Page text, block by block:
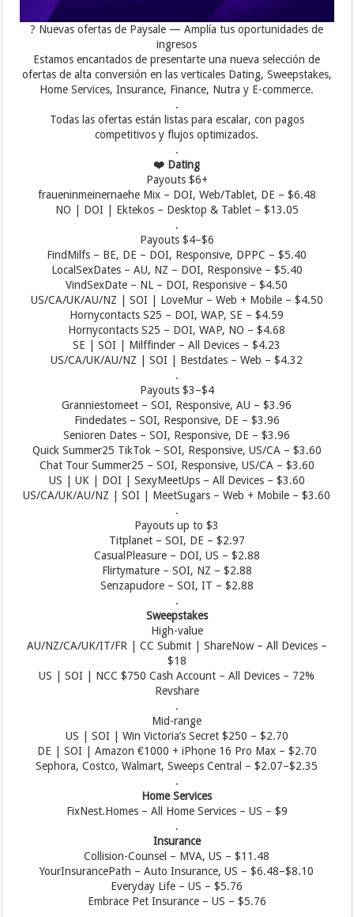
? Nuevas ofertas de Paysale — Amplía tus oportunidades de
ingresos
Estamos encantados de presentarte una nueva selección de
ofertas de alta conversión en las verticales Dating, Sweepstakes,
Home Services, Insurance, Finance, Nutra y E-commerce.
.
Todas las ofertas están listas para escalar, con pagos
competitivos y flujos optimizados.
.
❤️ Dating
Payouts $6+
fraueninmeinernaehe Mix – DOI, Web/Tablet, DE – $6.48
NO | DOI | Ektekos – Desktop & Tablet – $13.05
.
Payouts $4–$6
FindMilfs – BE, DE – DOI, Responsive, DPPC – $5.40
LocalSexDates – AU, NZ – DOI, Responsive – $5.40
VindSexDate – NL – DOI, Responsive – $4.50
US/CA/UK/AU/NZ | SOI | LoveMur – Web + Mobile – $4.50
Hornycontacts S25 – DOI, WAP, SE – $4.59
Hornycontacts S25 – DOI, WAP, NO – $4.68
SE | SOI | Milffinder – All Devices – $4.23
US/CA/UK/AU/NZ | SOI | Bestdates – Web – $4.32
.
Payouts $3–$4
Granniestomeet – SOI, Responsive, AU – $3.96
Findedates – SOI, Responsive, DE – $3.96
Senioren Dates – SOI, Responsive, DE – $3.96
Quick Summer25 TikTok – SOI, Responsive, US/CA – $3.60
Chat Tour Summer25 – SOI, Responsive, US/CA – $3.60
US | UK | DOI | SexyMeetUps – All Devices – $3.60
US/CA/UK/AU/NZ | SOI | MeetSugars – Web + Mobile – $3.60
.
Payouts up to $3
Titplanet – SOI, DE – $2.97
CasualPleasure – DOI, US – $2.88
Flirtymature – SOI, NZ – $2.88
Senzapudore – SOI, IT – $2.88
.
Sweepstakes
High-value
AU/NZ/CA/UK/IT/FR | CC Submit | ShareNow – All Devices –
$18
US | SOI | NCC $750 Cash Account – All Devices – 72%
Revshare
.
Mid-range
US | SOI | Win Victoria’s Secret $250 – $2.70
DE | SOI | Amazon €1000 + iPhone 16 Pro Max – $2.70
Sephora, Costco, Walmart, Sweeps Central – $2.07–$2.35
.
Home Services
FixNest.Homes – All Home Services – US – $9
.
Insurance
Collision-Counsel – MVA, US – $11.48
YourInsurancePath – Auto Insurance, US – $6.48–$8.10
Everyday Life – US – $5.76
Embrace Pet Insurance – US – $5.76